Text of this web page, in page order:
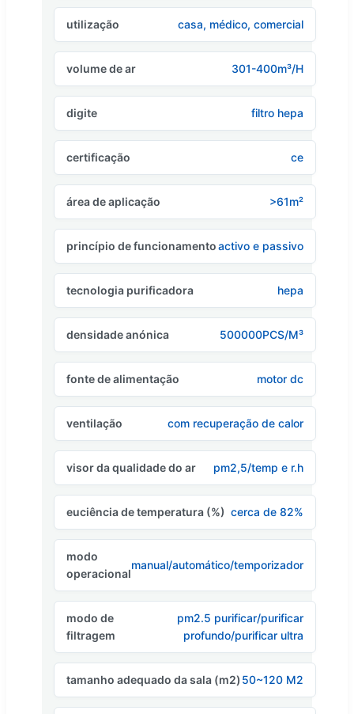
utilização casa, médico, comercial
volume de ar 301-400m³/H
digite filtro hepa
certificação ce
área de aplicação >61m²
princípio de funcionamentoactivo e passivo
tecnologia purificadora hepa
densidade anónica 500000PCS/M³
fonte de alimentação motor dc
ventilação com recuperação de calor
visor da qualidade do ar pm2,5/temp e r.h
euciência de temperatura (%) cerca de 82%
modo
operacional
manual/automático/temporizador
modo de
filtragem
pm2.5 purificar/purificar
profundo/purificar ultra
tamanho adequado da sala (m2) 50~120 M2